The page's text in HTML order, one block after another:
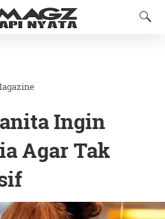
Ingin
Agar Tak